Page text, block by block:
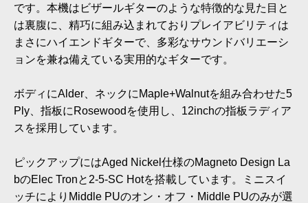
です。本機はビザールギターのような特徴的な見た目と
は裏腹に、精巧に組み込まれておりプレイアビリティは
まさにハイエンドギターで、多彩なサウンドバリエーシ
ョンを兼ね備えている実用的なギターです。
ボディにAlder、ネックにMaple+Walnutを組み合わせた5
Ply、指板にRosewoodを使用し、12inchの指板ラディア
スを採用しています。
ピックアップにはAged Nickel仕様のMagneto Design La
bのElec Tronと2-5-SC Hotを搭載しています。ミニスイ
ッチによりMiddle PUのオン・オフ・Middle PUのみが選